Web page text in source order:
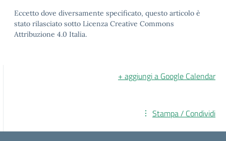
Eccetto dove diversamente specificato, questo articolo è
stato rilasciato sotto Licenza Creative Commons
Attribuzione 4.0 Italia.
+ aggiungi a Google Calendar
Stampa / Condividi